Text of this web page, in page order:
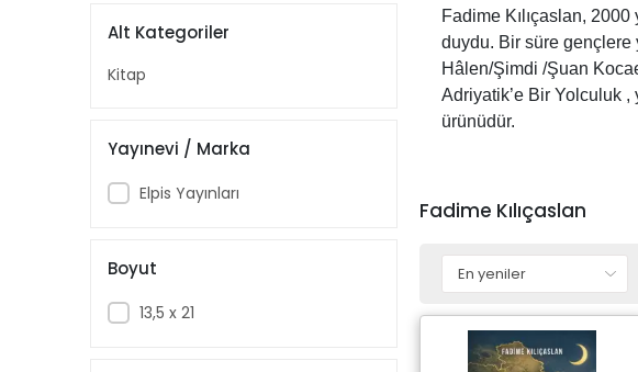
Alt Kategoriler
Kitap
Yayınevi / Marka
Elpis Yayınları
Boyut
13,5 x 21
Fadime Kılıçaslan,
duydu. Bir süre gençlere
Hâlen/Şimdi /Şuan
Adriyatik’e Bir Yolculuk ,
ürünüdür.
Fadime Kılıçaslan